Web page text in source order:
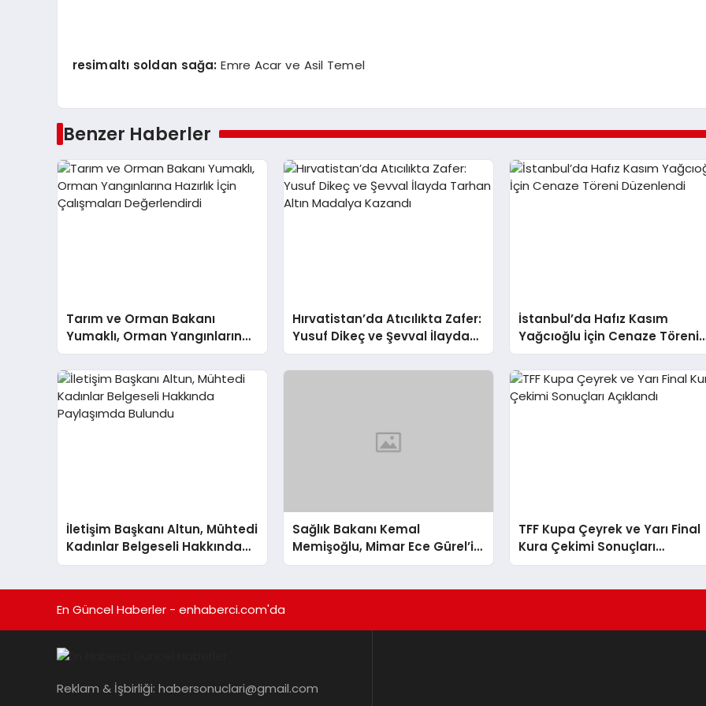
resimaltı soldan sağa:Emre Acar ve Asil Temel
Benzer Haberler
Tarım ve Orman Bakanı
Yumaklı, Orman Yangınlarına
Hazırlık İçin Çalışmaları
Değerlendirdi
Hırvatistan’da Atıcılıkta Zafer:
Yusuf Dikeç ve Şevval İlayda
Tarhan Altın Madalya Kazandı
İstanbul’da Hafız Kasım
Yağcıoğlu İçin Cenaze Töreni
Düzenlendi
İletişim Başkanı Altun, Mühtedi
Kadınlar Belgeseli Hakkında
Paylaşımda Bulundu
Sağlık Bakanı Kemal
Memişoğlu, Mimar Ece Gürel’in
Kaybıyla İlgili Açıklamada
TFF Kupa Çeyrek ve Yarı Final
Kura Çekimi Sonuçları
Açıklandı
En Güncel Haberler - enhaberci.com'da
Reklam & İşbirliği: habersonuclari@gmail.com